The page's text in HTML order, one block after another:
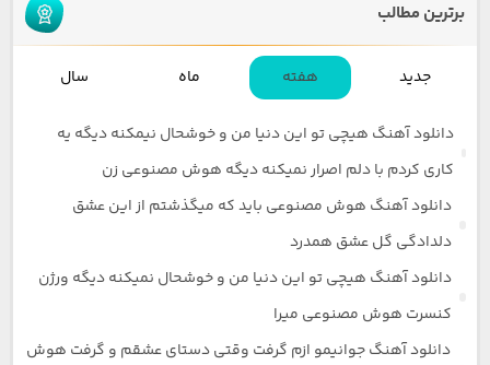
برترین مطالب
جدید هفته ماه سال
دانلود آهنگ هیچی تو این دنیا من و خوشحال نیمکنه دیگه یه
کاری کردم با دلم اصرار نمیکنه دیگه هوش مصنوعی زن
دانلود آهنگ هوش مصنوعی باید که میگذشتم از این عشق
دلدادگی گل عشق همدرد
دانلود آهنگ هیچی تو این دنیا من و خوشحال نمیکنه دیگه ورژن
کنسرت هوش مصنوعی میرا
دانلود آهنگ جوانیمو ازم گرفت وقتی دستای عشقم و گرفت هوش